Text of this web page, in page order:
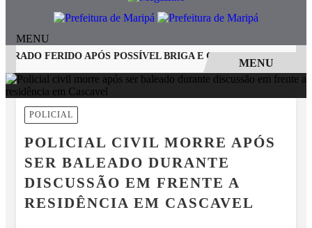
MENU
FERIDO APÓS POSSÍVEL BRIGA E CASO GRAVE
EM ALTA
MENU
POLICIAL
POLICIAL CIVIL MORRE APÓS
SER BALEADO DURANTE
DISCUSSÃO EM FRENTE A
RESIDÊNCIA EM CASCAVEL